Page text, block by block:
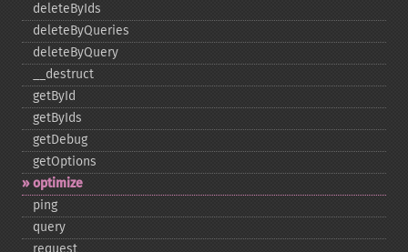
deleteByIds
deleteByQueries
deleteByQuery
_​_​destruct
getById
getByIds
getDebug
getOptions
optimize
ping
query
request